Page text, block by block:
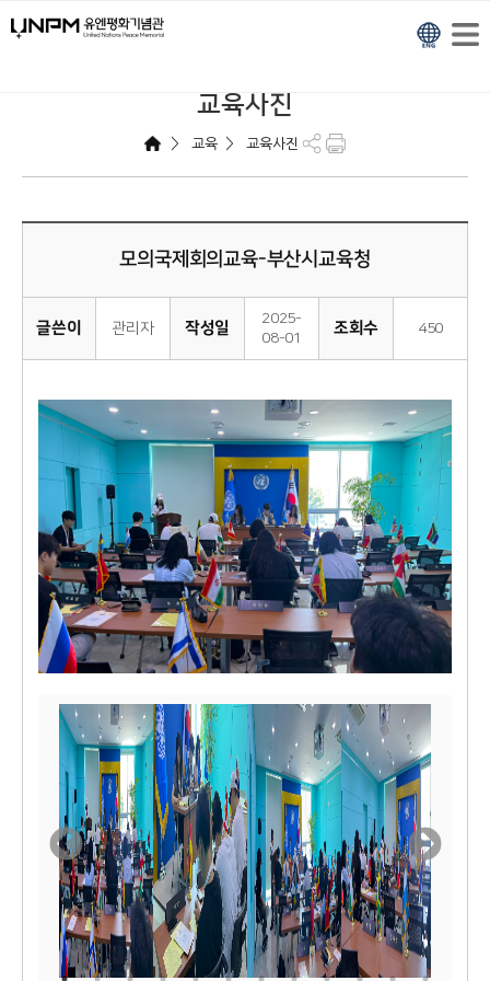
교육사진
> 교육> 교육사진
모의국제회의교육-부산시교육청
글쓴이 관리자 작성일
2025-
08-01
조회수 450